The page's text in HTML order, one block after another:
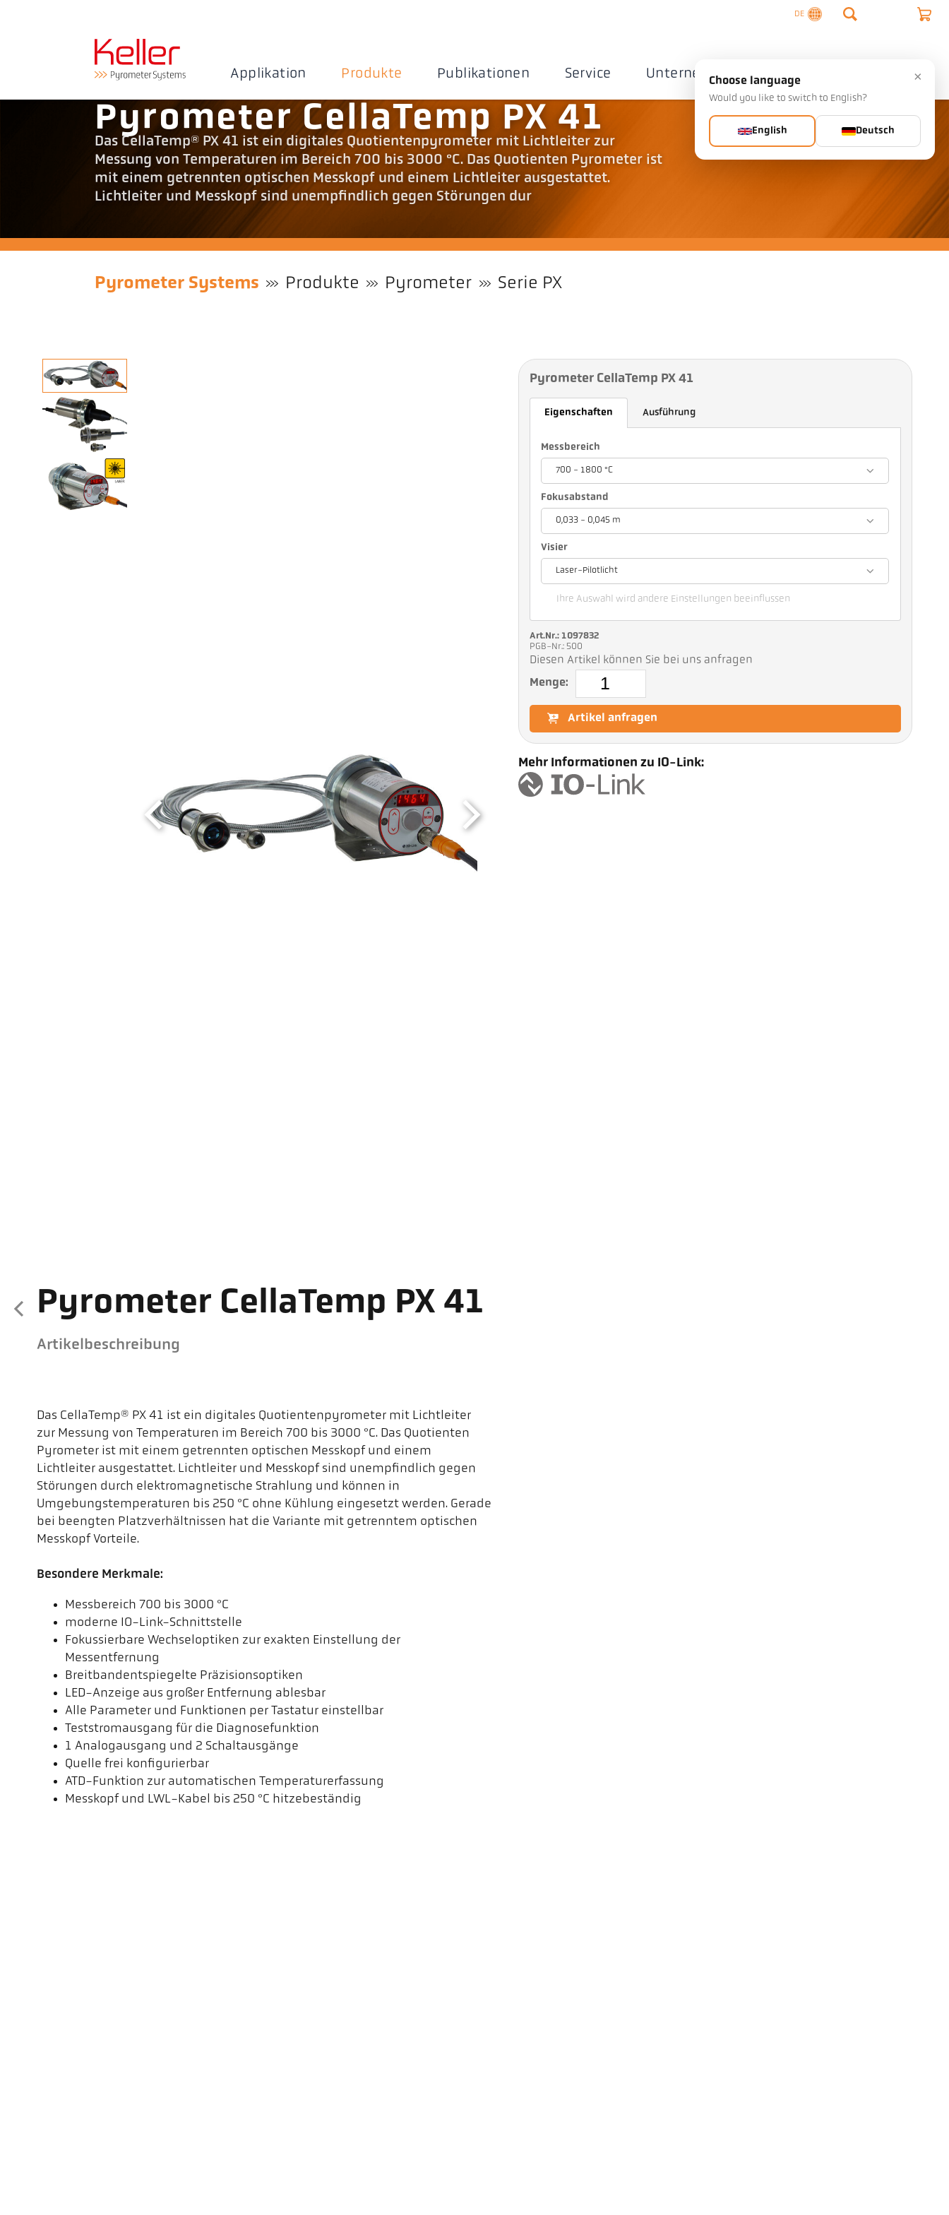
DE
Applikation Produkte Publikationen Service Unternehmen Kontakte
Pyrometer CellaTemp PX 41
Das CellaTemp® PX 41 ist ein digitales Quotientenpyrometer mit Lichtleiter zur
Messung von Temperaturen im Bereich 700 bis 3000 °C. Das Quotienten Pyrometer ist
mit einem getrennten optischen Messkopf und einem Lichtleiter ausgestattet.
Lichtleiter und Messkopf sind unempfindlich gegen Störungen dur
Pyrometer Systems Produkte Pyrometer Serie PX
Pyrometer CellaTemp PX 41
Artikelbeschreibung
Das CellaTemp® PX 41 ist ein digitales Quotientenpyrometer mit Lichtleiter
zur Messung von Temperaturen im Bereich 700 bis 3000 °C. Das Quotienten
Pyrometer ist mit einem getrennten optischen Messkopf und einem
Lichtleiter ausgestattet. Lichtleiter und Messkopf sind unempfindlich gegen
Störungen durch elektromagnetische Strahlung und können in
Umgebungstemperaturen bis 250 °C ohne Kühlung eingesetzt werden. Gerade
bei beengten Platzverhältnissen hat die Variante mit getrenntem optischen
Messkopf Vorteile.
Besondere Merkmale:
Messbereich 700 bis 3000 °C
moderne IO-Link-Schnittstelle
Fokussierbare Wechseloptiken zur exakten Einstellung der
Messentfernung
Breitbandentspiegelte Präzisionsoptiken
LED-Anzeige aus großer Entfernung ablesbar
Alle Parameter und Funktionen per Tastatur einstellbar
Teststromausgang für die Diagnosefunktion
1 Analogausgang und 2 Schaltausgänge
Quelle frei konfigurierbar
ATD-Funktion zur automatischen Temperaturerfassung
Messkopf und LWL-Kabel bis 250 °C hitzebeständig
Pyrometer CellaTemp PX 41
Eigenschaften Ausführung
Messbereich
700 - 1800 °C
Fokusabstand
0,033 - 0,045 m
Visier
Laser-Pilotlicht
Ihre Auswahl wird andere Einstellungen beeinflussen
Art.Nr.: 1097832
PGB-Nr.: 500
Diesen Artikel können Sie bei uns anfragen
Menge:
Artikel anfragen
Mehr Informationen zu IO-Link:
×
Choose language
Would you like to switch to English?
English Deutsch